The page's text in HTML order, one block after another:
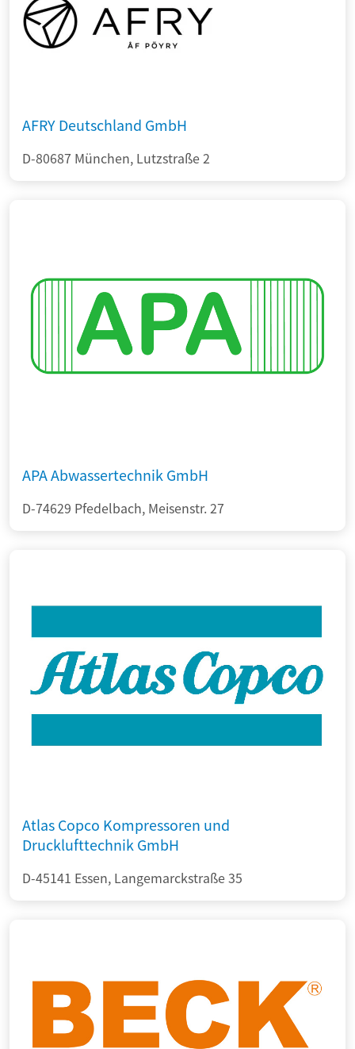
AFRY Deutschland GmbH
D-80687 München, Lutzstraße 2
APA Abwassertechnik GmbH
D-74629 Pfedelbach, Meisenstr. 27
Atlas Copco Kompressoren und
Drucklufttechnik GmbH
D-45141 Essen, Langemarckstraße 35